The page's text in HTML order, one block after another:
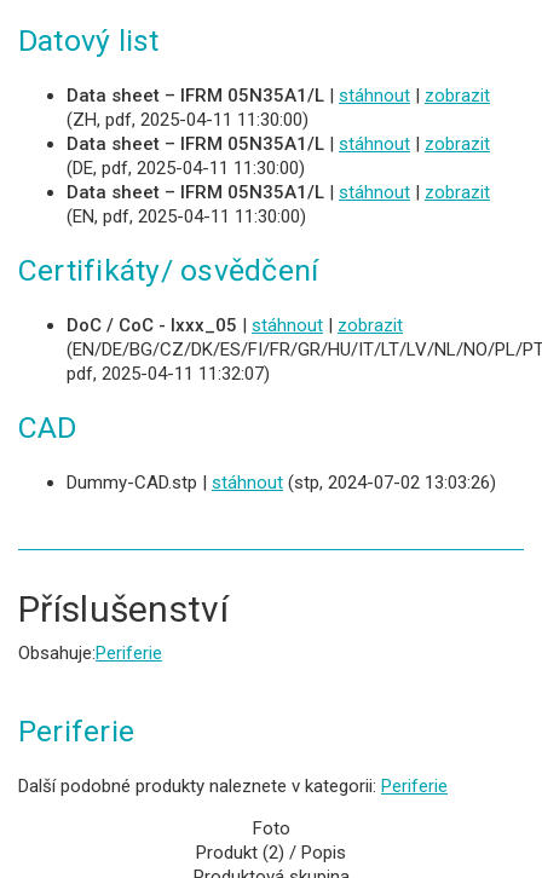
Datový list
Data sheet – IFRM 05N35A1/L stáhnout
zobrazit
(ZH, pdf, 2025-04-11 11:30:00)
Data sheet – IFRM 05N35A1/L
stáhnout
zobrazit
(DE, pdf, 2025-04-11 11:30:00)
Data sheet – IFRM 05N35A1/L
stáhnout
zobrazit
(EN, pdf, 2025-04-11 11:30:00)
Certifikáty/ osvědčení
DoC / CoC - Ixxx_05 stáhnout
zobrazit
(EN/DE/BG/CZ/DK/ES/FI/FR/GR/HU/IT/LT/LV/NL/NO/PL/
pdf, 2025-04-11 11:32:07)
CAD
Dummy-CAD.stp | stáhnout (stp, 2024-07-02 13:03:26)
Příslušenství
Obsahuje:Periferie
Periferie
Další podobné produkty naleznete v kategorii: Periferie
Foto
Produkt (2) / Popis